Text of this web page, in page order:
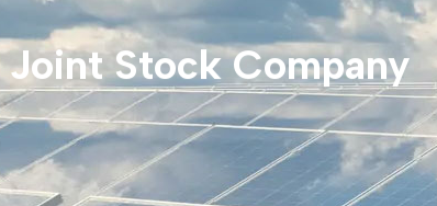
Joint Stock Company